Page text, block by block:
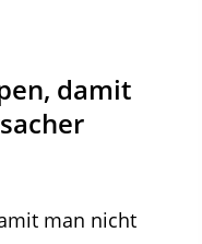
damit